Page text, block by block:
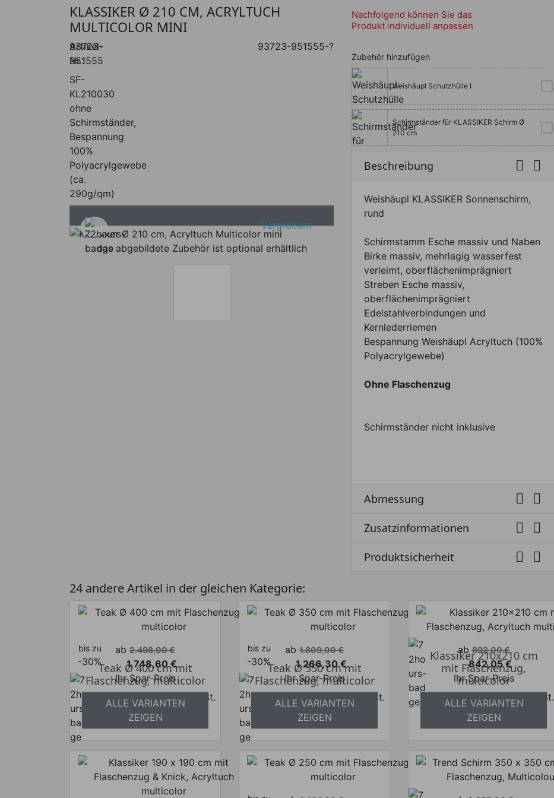
KLASSIKER Ø 210 CM, ACRYLTUCH
MULTICOLOR MINI
Artikel-
Nr.:
SF-
KL210030
ohne
Schirmständer,
Bespannung
100%
Polyacrylgewebe
(ca.
290g/qm)
93723-
951555
93723-951555-?
Vergrößern
das abgebildete Zubehör ist optional erhältlich
Nachfolgend können Sie das
Produkt individuell anpassen
Zubehör hinzufügen
Weishäupl Schutzhülle I
Schirmständer für KLASSIKER Schirm Ø
210 cm
Beschreibung  
Weishäupl KLASSIKER Sonnenschirm,
rund
Schirmstamm Esche massiv und Naben
Birke massiv, mehrlagig wasserfest
verleimt, oberflächenimprägniert
Streben Esche massiv,
oberflächenimprägniert
Edelstahlverbindungen und
Kernlederriemen
Bespannung Weishäupl Acryltuch (100%
Polyacrylgewebe)
Ohne Flaschenzug
Schirmständer nicht inklusive
Abmessung  
Zusatzinformationen  
Produktsicherheit  
24 andere Artikel in der gleichen Kategorie:
Verkaufspreis
ab 2.498,00 €
Preis
1.748,60 €
Ihr Spar-Preis
Preise inkl. ges. MwSt.
absolut versandkostenfrei
bis zu
-30%Teak Ø 400 cm mit
Flaschenzug, multicolor
ALLE VARIANTEN
ZEIGEN
Verkaufspreis
ab 1.809,00 €
Preis
1.266,30 €
Ihr Spar-Preis
Preise inkl. ges. MwSt.
absolut versandkostenfrei
bis zu
-30%Teak Ø 350 cm mit
Flaschenzug, multicolor
ALLE VARIANTEN
ZEIGEN
Verkaufspreis
ab 892,00 €
Preis
842,05 €
Ihr Spar-Preis
Preise inkl. ges. MwSt.
absolut versandkostenfrei
Klassiker 210x210 cm
mit Flaschenzug,
multicolor
ALLE VARIANTEN
ZEIGEN